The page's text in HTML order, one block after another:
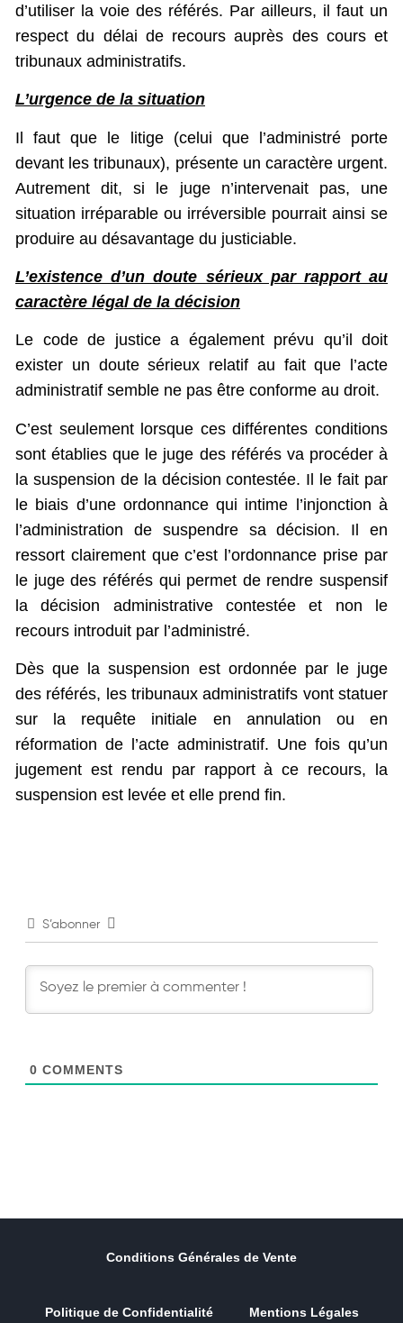
d’utiliser la voie des référés. Par ailleurs, il faut un
respect du délai de recours auprès des cours et
tribunaux administratifs.
L’urgence de la situation
Il faut que le litige (celui que l’administré porte
devant les tribunaux), présente un caractère urgent.
Autrement dit, si le juge n’intervenait pas, une
situation irréparable ou irréversible pourrait ainsi se
produire au désavantage du justiciable.
L’existence d’un doute sérieux par rapport au
caractère légal de la décision
Le code de justice a également prévu qu’il doit
exister un doute sérieux relatif au fait que l’acte
administratif semble ne pas être conforme au droit.
C’est seulement lorsque ces différentes conditions
sont établies que le juge des référés va procéder à
la suspension de la décision contestée. Il le fait par
le biais d’une ordonnance qui intime l’injonction à
l’administration de suspendre sa décision. Il en
ressort clairement que c’est l’ordonnance prise par
le juge des référés qui permet de rendre suspensif
la décision administrative contestée et non le
recours introduit par l’administré.
Dès que la suspension est ordonnée par le juge
des référés, les tribunaux administratifs vont statuer
sur la requête initiale en annulation ou en
réformation de l’acte administratif. Une fois qu’un
jugement est rendu par rapport à ce recours, la
suspension est levée et elle prend fin.
S’abonner
0 COMMENTS
Conditions Générales de Vente
Politique de Confidentialité Mentions Légales